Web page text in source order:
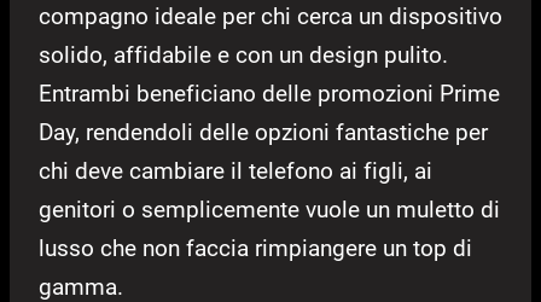
compagno ideale per chi cerca un dispositivo
solido, affidabile e con un design pulito.
Entrambi beneficiano delle promozioni Prime
Day, rendendoli delle opzioni fantastiche per
chi deve cambiare il telefono ai figli, ai
genitori o semplicemente vuole un muletto di
lusso che non faccia rimpiangere un top di
gamma.